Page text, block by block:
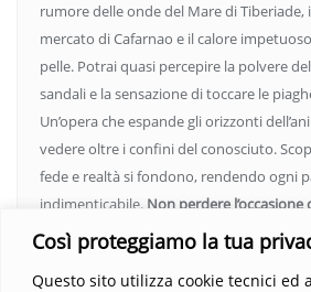
Così proteggiamo la tua
Questo sito utilizza cookie tecnici ed
rumore delle onde del Mare di
mercato di Cafarnao e il calore
pelle. Potrai quasi percepire la polvere
sandali e la sensazione di toccare le
Un’opera che espande gli orizzonti
vedere oltre i confini del conosciuto.
fede e realtà si fondono, rendendo ogni
indimenticabile. Non perdere
questo viaggio straordinario. Acquista il
Parola trasformi la tua vita